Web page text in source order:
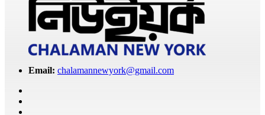
Email: chalamannewyork@gmail.com